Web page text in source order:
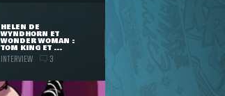
HELEN DE
WYNDHORN ET
WONDER WOMAN :
TOM KING ET ...
INTERVIEW 3